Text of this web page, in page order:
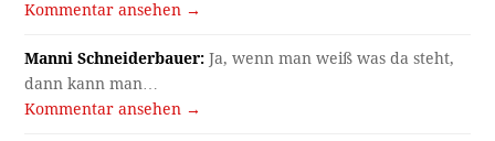
Kommentar ansehen →
Manni Schneiderbauer: Ja, wenn man weiß was da steht,
dann kann man…
Kommentar ansehen →